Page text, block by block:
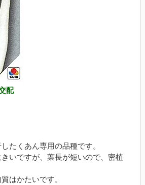
配
たくあん専用の品種です。
きいですが、葉長が短いので、密植
はかたいです。